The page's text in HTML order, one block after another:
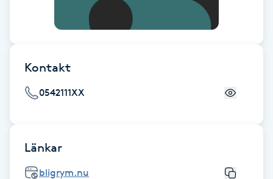
Friskvårdsmassage
Frisör
Föning
Kontakt
0542111XX
Länkar
bligrym.nu